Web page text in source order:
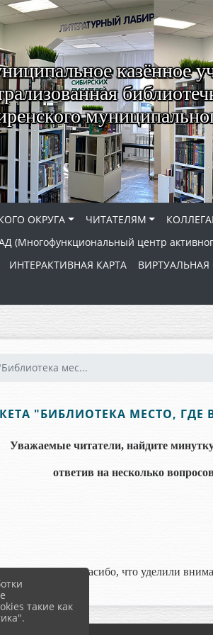
казённое
ОКРУГА ЧИТАТЕЛЯМ
(Многофункциональный центр
ИНТЕРАКТИВНАЯ КАРТА
мес...
"БИБЛИОТЕКА МЕСТО, ГДЕ
Уважаемые читатели, найдите
ответив на несколько
Спасибо, что уделили
такие как